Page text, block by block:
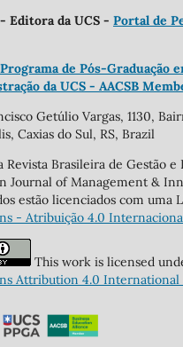
Editora da UCS - Portal de
de Pós-Graduação
da UCS - AACSB
Getúlio Vargas, 1130,
Caxias do Sul, RS, Brazil
Revista Brasileira de Gestão e
Journal of Management &
estão licenciados com uma
- Atribuição 4.0
This work is licensed
Attribution 4.0 International